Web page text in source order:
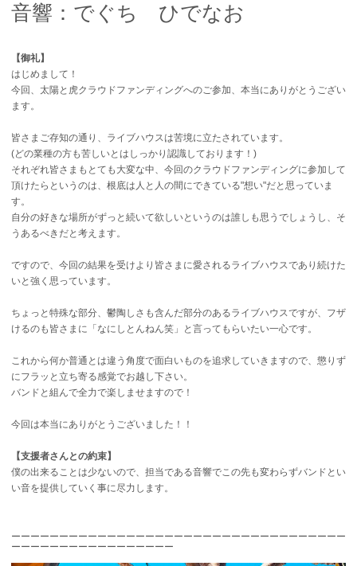
音響：でぐち ひでなお
【御礼】
はじめまして！
今回、太陽と虎クラウドファンディングへのご参加、本当にありがとうござい
ます。
皆さまご存知の通り、ライブハウスは苦境に立たされています。
(どの業種の方も苦しいとはしっかり認識しております！)
それぞれ皆さまもとても大変な中、今回のクラウドファンディングに参加して
頂けたらというのは、根底は人と人の間にできている"想い"だと思っていま
す。
自分の好きな場所がずっと続いて欲しいというのは誰しも思うでしょうし、そ
うあるべきだと考えます。
ですので、今回の結果を受けより皆さまに愛されるライブハウスであり続けた
いと強く思っています。
ちょっと特殊な部分、鬱陶しさも含んだ部分のあるライブハウスですが、フザ
けるのも皆さまに「なにしとんねん笑」と言ってもらいたい一心です。
これから何か普通とは違う角度で面白いものを追求していきますので、懲りず
にフラッと立ち寄る感覚でお越し下さい。
バンドと組んで全力で楽しませますので！
今回は本当にありがとうございました！！
【支援者さんとの約束】
僕の出来ることは少ないので、担当である音響でこの先も変わらずバンドとい
い音を提供していく事に尽力します。
ーーーーーーーーーーーーーーーーーーーーーーーーーーーーーーーーーーー
ーーーーーーーーーーーーーーーーー